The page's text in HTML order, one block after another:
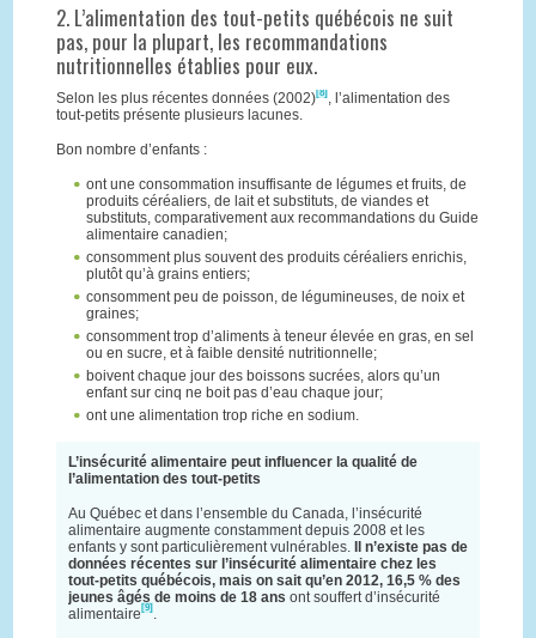
2. L’alimentation des tout-petits québécois ne suit
pas, pour la plupart, les recommandations
nutritionnelles établies pour eux.
Selon les plus récentes données (2002)[8], l’alimentation des
tout-petits présente plusieurs lacunes.
Bon nombre d’enfants :
ont une consommation insuffisante de légumes et fruits, de
produits céréaliers, de lait et substituts, de viandes et
substituts, comparativement aux recommandations du Guide
alimentaire canadien;
consomment plus souvent des produits céréaliers enrichis,
plutôt qu’à grains entiers;
consomment peu de poisson, de légumineuses, de noix et
graines;
consomment trop d’aliments à teneur élevée en gras, en sel
ou en sucre, et à faible densité nutritionnelle;
boivent chaque jour des boissons sucrées, alors qu’un
enfant sur cinq ne boit pas d’eau chaque jour;
ont une alimentation trop riche en sodium.
L’insécurité alimentaire peut influencer la qualité de
l’alimentation des tout-petits
Au Québec et dans l’ensemble du Canada, l’insécurité
alimentaire augmente constamment depuis 2008 et les
enfants y sont particulièrement vulnérables. Il n’existe pas de
données récentes sur l’insécurité alimentaire chez les
tout-petits québécois, mais on sait qu’en 2012, 16,5 % des
jeunes âgés de moins de 18 ans ont souffert d’insécurité
alimentaire [9] .